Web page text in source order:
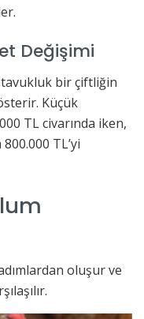
Değişimi
bir çiftliğin
Küçük
TL civarında iken,
TL’yi
oluşur ve